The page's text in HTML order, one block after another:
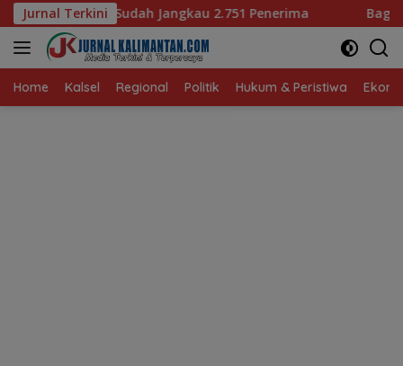
Langsung
ke
konten
Jurnal Terkini
2.751 Penerima Bagaimana KIP Hadapi
Home Kalsel Regional Politik Hukum & Peristiwa